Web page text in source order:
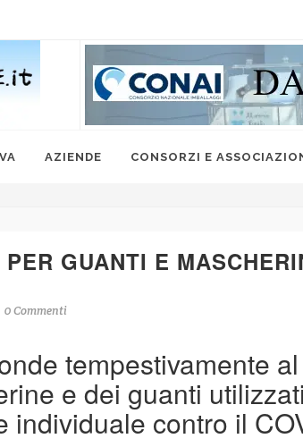
AZIENDE CONSORZI E
GUANTI E
0 Commenti
tempestivamente
e dei guanti
individuale contro il